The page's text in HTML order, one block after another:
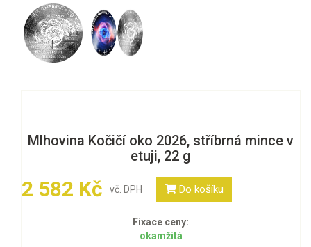
Mlhovina Kočičí oko 2026, stříbrná mince v
etuji, 22 g
2 582 Kč vč. DPH Do košíku
Fixace ceny:
okamžitá